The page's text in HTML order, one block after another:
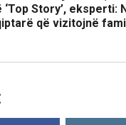
‘Top Story’, eksperti:
që vizitojnë